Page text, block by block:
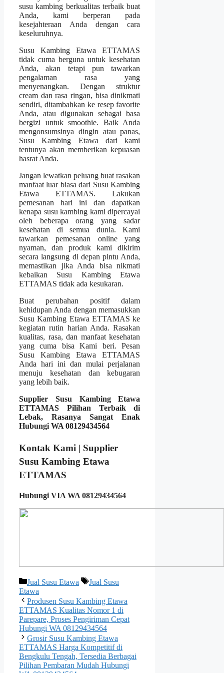
susu kambing berkualitas terbaik buat
Anda, kami berperan pada
kesejahteraan Anda dengan cara
keseluruhnya.
Susu Kambing Etawa ETTAMAS
tidak cuma berguna untuk kesehatan
Anda, akan tetapi pun tawarkan
pengalaman rasa yang
menyenangkan. Dengan struktur
cream dan rasa ringan, bisa dinikmati
sendiri, ditambahkan ke resep favorite
Anda, atau digunakan sebagai basa
bergizi untuk smoothie. Baik Anda
mengonsumsinya dingin atau panas,
Susu Kambing Etawa dari kami
tentunya akan memberikan kepuasan
hasrat Anda.
Jangan lewatkan peluang buat rasakan
manfaat luar biasa dari Susu Kambing
Etawa ETTAMAS. Lakukan
pemesanan hari ini dan dapatkan
kenapa susu kambing kami dipercayai
oleh beberapa orang yang sadar
kesehatan di semua dunia. Kami
tawarkan pemesanan online yang
nyaman, dan produk kami dikirim
secara langsung di depan pintu Anda,
memastikan jika Anda bisa nikmati
kebaikan Susu Kambing Etawa
ETTAMAS tidak ada kesukaran.
Buat perubahan positif dalam
kehidupan Anda dengan memasukkan
Susu Kambing Etawa ETTAMAS ke
kegiatan rutin harian Anda. Rasakan
kualitas, rasa, dan manfaat kesehatan
yang cuma bisa Kami beri. Pesan
Susu Kambing Etawa ETTAMAS
Anda hari ini dan mulai perjalanan
menuju kesehatan dan kebugaran
yang lebih baik.
Supplier Susu Kambing Etawa
ETTAMAS Pilihan Terbaik di
Lebak, Rasanya Sangat Enak
Hubungi WA 08129434564
Kontak Kami | Supplier
Susu Kambing Etawa
ETTAMAS
Hubungi VIA WA 08129434564
Categories
Jual Susu Etawa Tags
Jual Susu
Etawa
Produsen Susu Kambing Etawa
ETTAMAS Kualitas Nomor 1 di
Parepare, Proses Pengiriman Cepat
Hubungi WA 08129434564
Grosir Susu Kambing Etawa
ETTAMAS Harga Kompetitif di
Bengkulu Tengah, Tersedia Berbagai
Pilihan Pembaran Mudah Hubungi